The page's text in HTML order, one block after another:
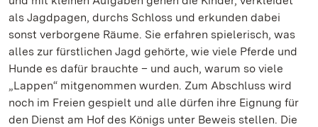
als Jagdpagen, durchs Schloss und erkunden dabei
sonst verborgene Räume. Sie erfahren spielerisch, was
alles zur fürstlichen Jagd gehörte, wie viele Pferde und
Hunde es dafür brauchte – und auch, warum so viele
„Lappen“ mitgenommen wurden. Zum Abschluss wird
noch im Freien gespielt und alle dürfen ihre Eignung für
den Dienst am Hof des Königs unter Beweis stellen. Die